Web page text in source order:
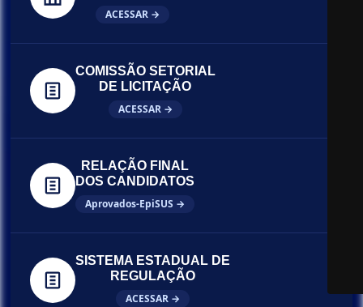
ACESSAR →
COMISSÃO SETORIAL
DE LICITAÇÃO
ACESSAR →
RELAÇÃO FINAL
DOS CANDIDATOS
Aprovados-EpiSUS →
SISTEMA ESTADUAL DE
REGULAÇÃO
ACESSAR →